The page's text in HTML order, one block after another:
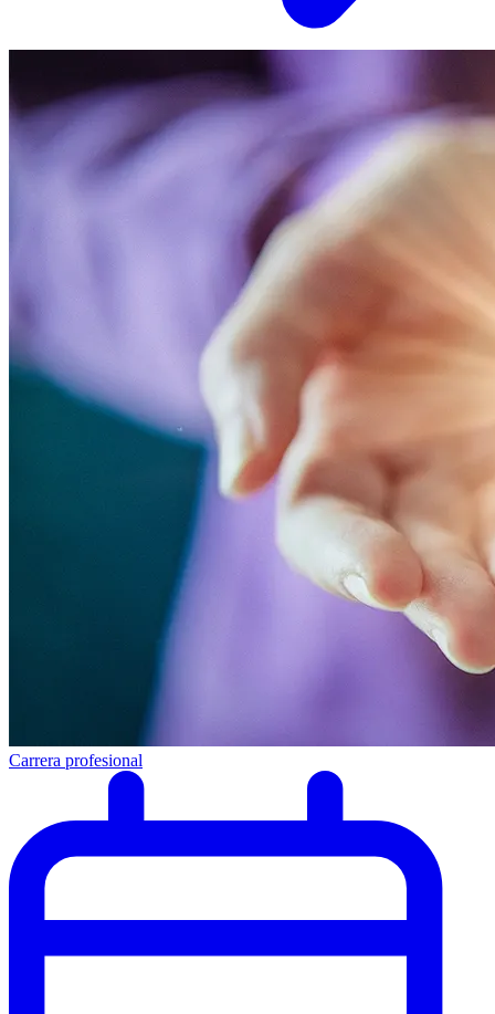
Carrera profesional